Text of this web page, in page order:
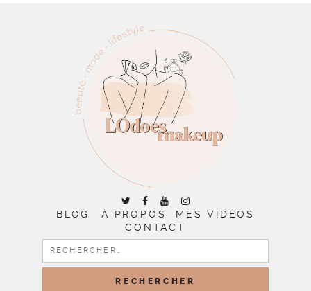
BLOG À PROPOS
MES VIDÉOS
CONTACT
RECHERCHER :